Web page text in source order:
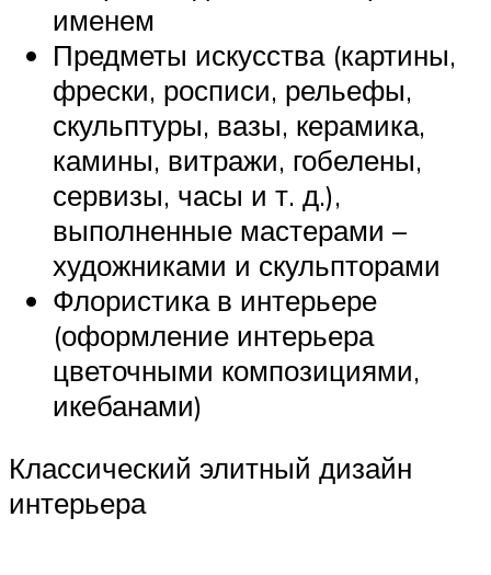
именем
Предметы искусства (картины,
фрески, росписи, рельефы,
скульптуры, вазы, керамика,
камины, витражи, гобелены,
сервизы, часы и т. д.),
выполненные мастерами –
художниками и скульпторами
Флористика в интерьере
(оформление интерьера
цветочными композициями,
икебанами)
Классический элитный дизайн
интерьера